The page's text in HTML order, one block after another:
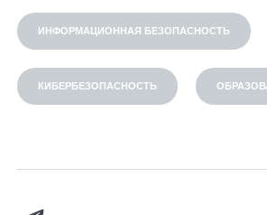
ИНФОРМАЦИОННАЯ БЕЗОПАСНОСТЬ
КИБЕРБЕЗОПАСНОСТЬ